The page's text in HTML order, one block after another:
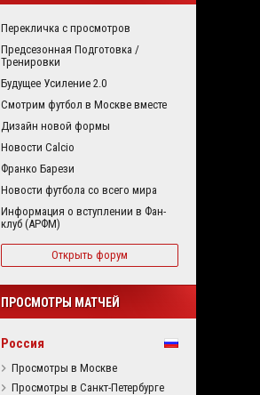
Перекличка с просмотров
Предсезонная Подготовка /
Тренировки
Будущее Усиление 2.0
Смотрим футбол в Москве вместе
Дизайн новой формы
Новости Calcio
Франко Барези
Новости футбола со всего мира
Информация о вступлении в Фан-
клуб (АРФМ)
Открыть форум
ПРОСМОТРЫ МАТЧЕЙ
Россия
Просмотры в Москве
Просмотры в Санкт-Петербурге